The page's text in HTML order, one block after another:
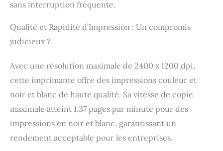
sans interruption fréquente.
Qualité et Rapidité d’Impression : Un compromis
judicieux ?
Avec une résolution maximale de 2400 x 1200 dpi,
cette imprimante offre des impressions couleur et
noir et blanc de haute qualité. Sa vitesse de copie
maximale atteint 1,37 pages par minute pour des
impressions en noir et blanc, garantissant un
rendement acceptable pour les entreprises.